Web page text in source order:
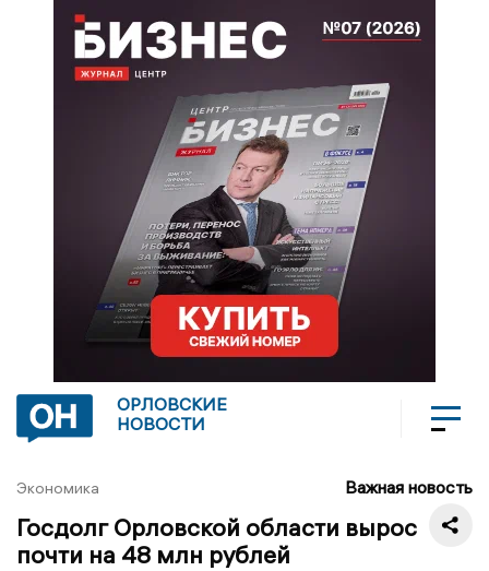
ОРЛОВСКИЕ
НОВОСТИ
Экономика Важная новость
Госдолг Орловской области вырос
почти на 48 млн рублей